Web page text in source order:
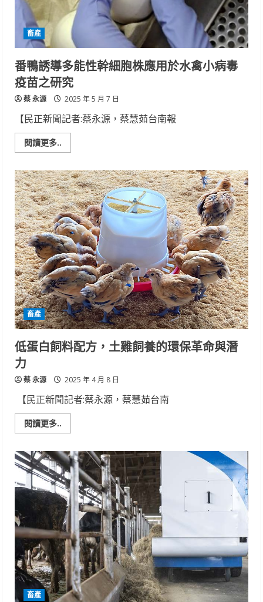
證
擊
畜產
番鴨誘導多能性幹細胞株應用於水禽小病毒
疫苗之研究
蔡 永源 2025 年 5 月 7 日
【民正新聞記者:蔡永源，蔡慧茹台南報
閱讀更多..
more
鴨
誘
導
多
能
性
幹
細
胞
株
應
用
於
水
禽
小
病
毒
疫
苗
之
研
究
畜產
低蛋白飼料配方，土雞飼養的環保革命與潛
力
蔡 永源 2025 年 4 月 8 日
【民正新聞記者:蔡永源，蔡慧茹台南
閱讀更多..
more
蛋
白
飼
料
配
方，
土
雞
飼
養
的
環
保
革
命
與
潛
力
畜產